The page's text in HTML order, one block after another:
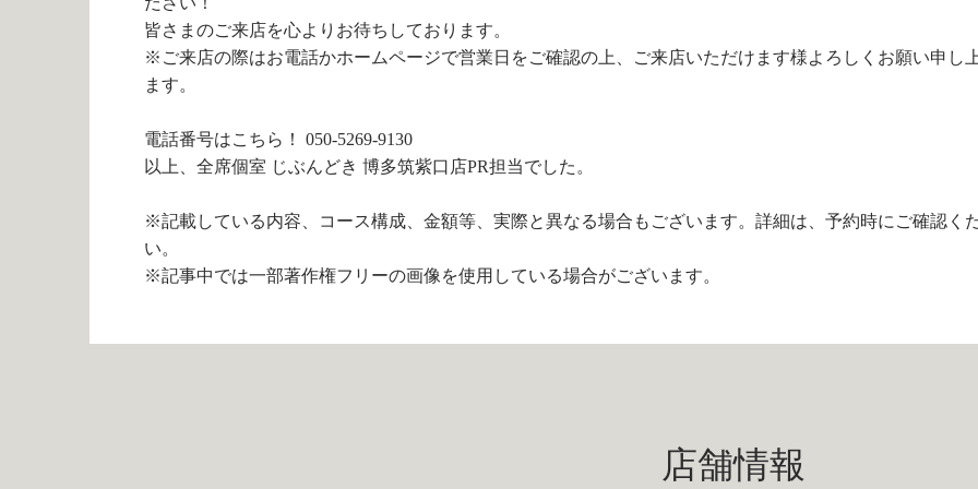
皆さまのご来店を心よりお待ちしております。
※ご来店の際はお電話かホームページで営業日をご確認の上、ご来店いただけます様よろしくお願い申し
ます。
電話番号はこちら！
050-5269-9130
以上、全席個室 じぶんどき 博多筑紫口店PR担当でした。
※記載している内容、コース構成、金額等、実際と異なる場合もございます。詳細は、予約時にご確認く
い。
※記事中では一部著作権フリーの画像を使用している場合がございます。
店舗情報